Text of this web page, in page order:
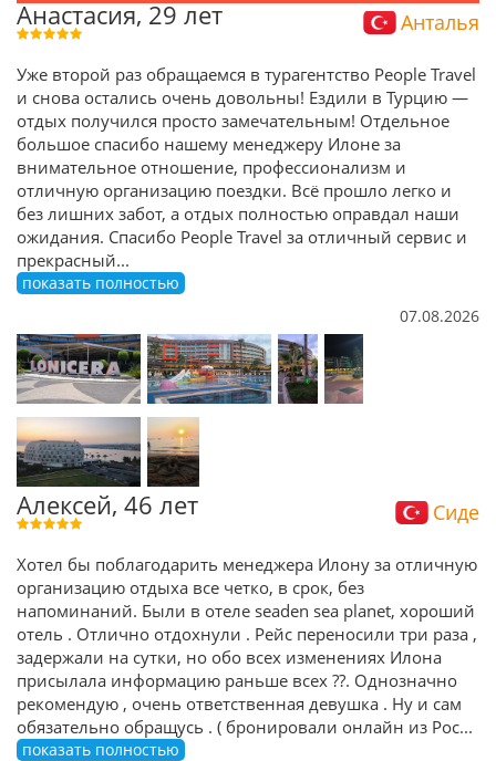
Анастасия, 29 лет Анталья
Уже второй раз обращаемся в турагентство People Travel
и снова остались очень довольны! Ездили в Турцию —
отдых получился просто замечательным! Отдельное
большое спасибо нашему менеджеру Илоне за
внимательное отношение, профессионализм и
отличную организацию поездки. Всё прошло легко и
без лишних забот, а отдых полностью оправдал наши
ожидания. Спасибо People Travel за отличный сервис и
прекрасный...
показать полностью
07.08.2026
Алексей, 46 лет Сиде
Хотел бы поблагодарить менеджера Илону за отличную
организацию отдыха все четко, в срок, без
напоминаний. Были в отеле seaden sea planet, хороший
отель . Отлично отдохнули . Рейс переносили три раза ,
задержали на сутки, но обо всех изменениях Илона
присылала информацию раньше всех ??. Однозначно
рекомендую , очень ответственная девушка . Ну и сам
обязательно обращусь . ( бронировали онлайн из Рос...
показать полностью